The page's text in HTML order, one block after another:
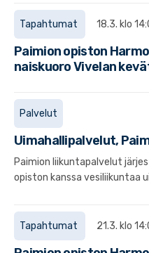
Tapahtumat 18.3. klo
Paimion opiston
naiskuoro Vivelan
Palvelut
Uimahallipalvelut,
Paimion liikuntapalvelut
opiston kanssa vesiliikuntaa
Tapahtumat 21.3. klo